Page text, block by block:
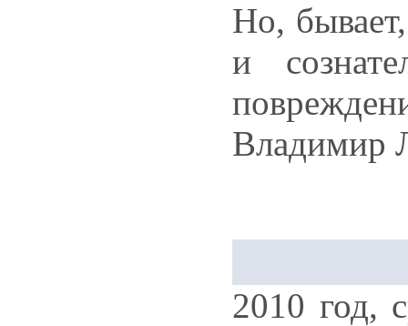
Но,
и
Владимир
2010 год,